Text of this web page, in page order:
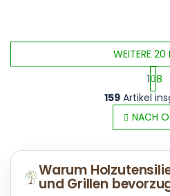
S
t
e
u
e
l
WEITERE 20
P
a
g
i
n
i
e
r
1 8
159Artikel
NACH
Warum
und Grillen